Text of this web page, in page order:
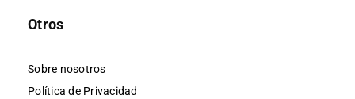
Otros
Sobre nosotros
Política de Privacidad